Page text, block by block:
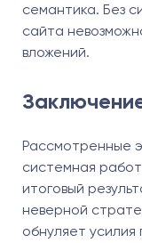
семантика. Без
сайта
вложений.
Рассмотренные
системная
итоговый
неверной
обнуляет усилия